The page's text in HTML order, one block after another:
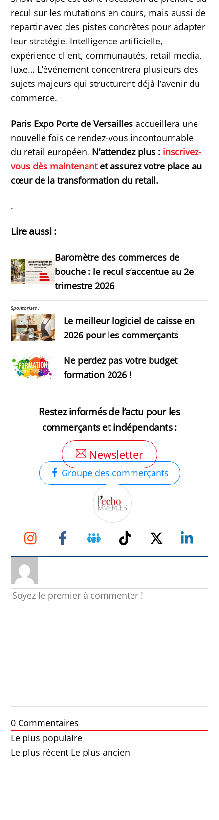
recul sur les mutations en cours, mais aussi de
repartir avec des pistes concrètes pour adapter
leur stratégie. Intelligence artificielle,
expérience client, communautés, retail media,
luxe… L’événement concentrera plusieurs des
sujets majeurs qui structurent déjà l’avenir du
commerce.
Paris Expo Porte de Versailles accueillera une
nouvelle fois ce rendez-vous incontournable
du retail européen. N’attendez plus : inscrivez-
vous dès maintenantet assurez votre place au
cœur de la transformation du retail.
.
Lire aussi :
Baromètre des commerces de
bouche : le recul s’accentue au 2e
trimestre 2026
Sponsorisés :
Le meilleur logiciel de caisse en
2026 pour les commerçants
Ne perdez pas votre budget
formation 2026 !
Restez informés de l’actu pour les
commerçants et indépendants :
Newsletter
Groupe des commerçants
Instagram Facebook Groupe
Facebook
TikTok Twitter
0 Commentaires
Le plus populaire
Le plus récent Le plus ancien